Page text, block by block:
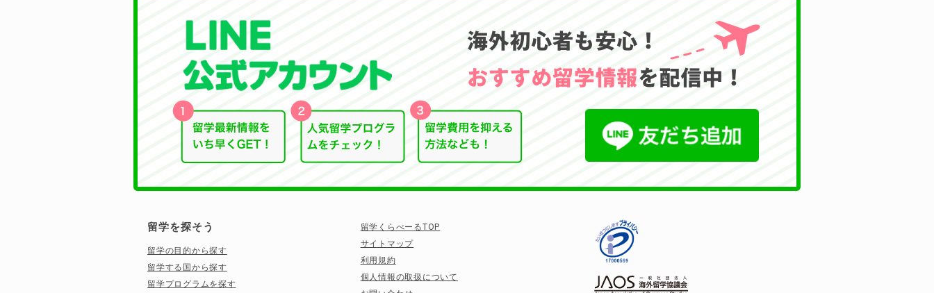
留学を探そう
留学の目的から探す
留学する国から探す
留学プログラムを探す
留学くらべーるTOP
サイトマップ
利用規約
個人情報の取扱について